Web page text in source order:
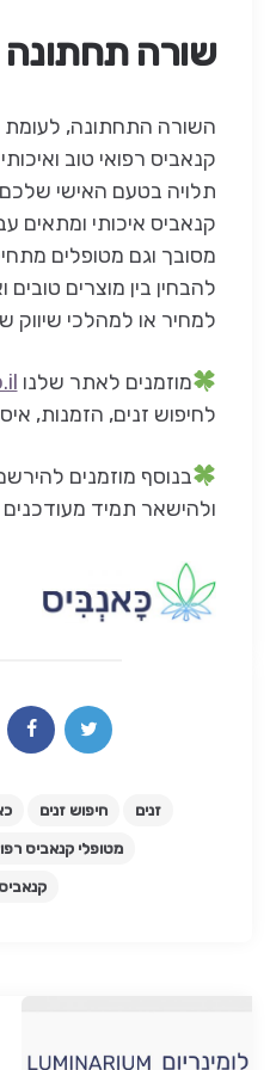
שורה תחתונה
השורה התחתונה,
קנאביס רפואי טוב
תלויה בטעם האישי
קנאביס איכותי ומתאים
מסובך וגם מטופלים
להבחין בין מוצרים
למחיר או למהלכי שיווק
מוזמנים לאתר שלנו
לחיפוש זנים, הזמנות,
בנוסף מוזמנים
ולהישאר תמיד
זנים חיפוש זנים
מטופלי קנאביס
navigation